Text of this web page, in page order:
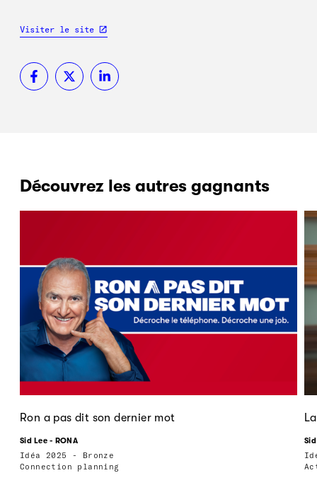
Visiter le site
Découvrez les autres gagnants
Ron a pas dit son dernier mot
Sid Lee - RONA
Idéa 2025 - Bronze
Connection planning